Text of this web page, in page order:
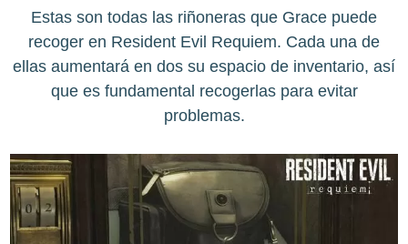
Estas son todas las riñoneras que Grace puede
recoger en Resident Evil Requiem. Cada una de
ellas aumentará en dos su espacio de inventario, así
que es fundamental recogerlas para evitar
problemas.